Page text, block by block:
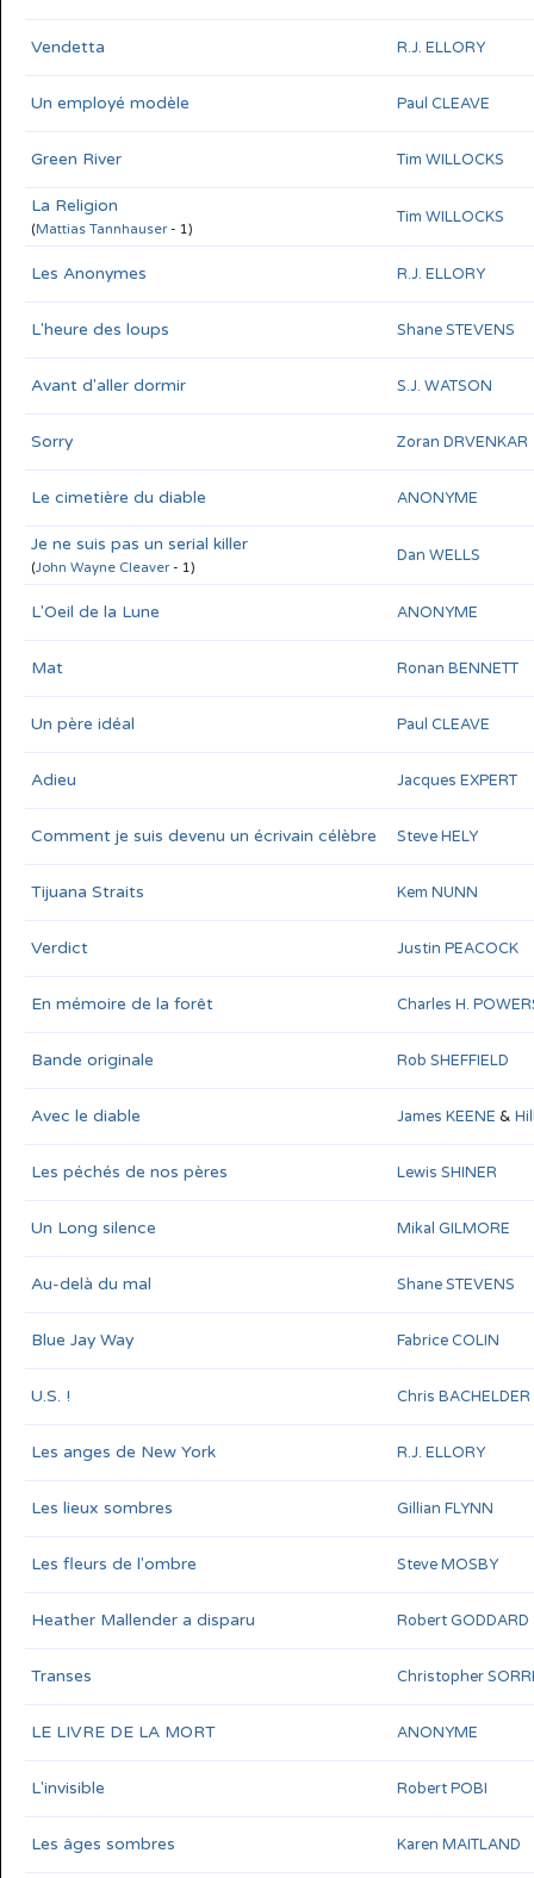
Vendetta R.J. ELLORY
Un employé modèle Paul CLEAVE
Green River Tim WILLOCKS
La Religion
(Mattias Tannhauser- 1)
Tim WILLOCKS
Les Anonymes R.J. ELLORY
L'heure des loups Shane STEVENS
Avant d'aller dormir S.J. WATSON
Sorry Zoran DRVENKAR
Le cimetière du diable ANONYME
Je ne suis pas un serial killer
(John Wayne Cleaver- 1)
Dan WELLS
L'Oeil de la Lune ANONYME
Mat Ronan BENNETT
Un père idéal Paul CLEAVE
Adieu Jacques EXPERT
Comment je suis devenu un écrivain célèbre Steve HELY
Tijuana Straits Kem NUNN
Verdict Justin PEACOCK
En mémoire de la forêt Charles H.
Bande originale Rob SHEFFIELD
Avec le diable James KEENE &
Les péchés de nos pères Lewis SHINER
Un Long silence Mikal GILMORE
Au-delà du mal Shane STEVENS
Blue Jay Way Fabrice COLIN
U.S. ! Chris BACHELDER
Les anges de New York R.J. ELLORY
Les lieux sombres Gillian FLYNN
Les fleurs de l'ombre Steve MOSBY
Heather Mallender a disparu Robert GODDARD
Transes Christopher
LE LIVRE DE LA MORT ANONYME
L'invisible Robert POBI
Les âges sombres Karen MAITLAND